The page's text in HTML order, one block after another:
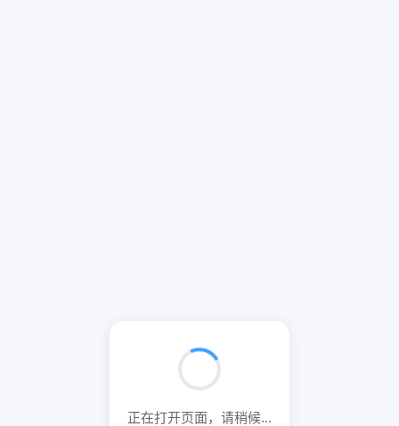
正在打开页面，请稍候...